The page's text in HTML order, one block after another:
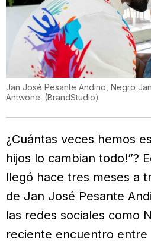
Jan José Pesante Andino, Negro
Antwone. (BrandStudio)
¿Cuántas veces hemos
hijos lo cambian todo!”?
llegó hace tres meses a
de Jan José Pesante
las redes sociales como
reciente encuentro entre